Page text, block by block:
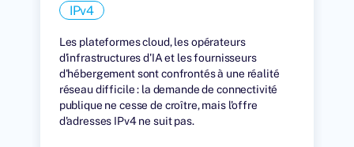
IPv4
Les plateformes cloud, les opérateurs
d'infrastructures d'IA et les fournisseurs
d'hébergement sont confrontés à une réalité
réseau difficile : la demande de connectivité
publique ne cesse de croître, mais l'offre
d'adresses IPv4 ne suit pas.